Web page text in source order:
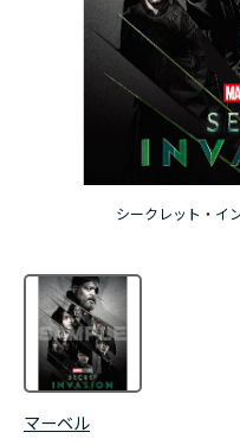
シークレット・イ
マーベル